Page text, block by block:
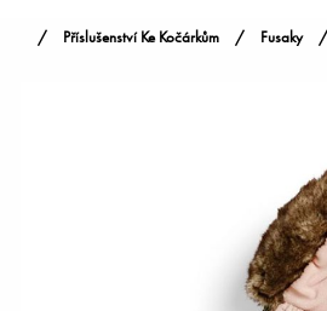
Příslušenství Ke Kočárkům Fusaky